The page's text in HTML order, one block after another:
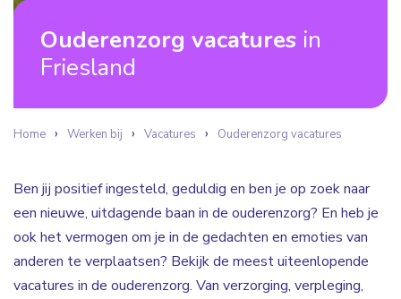
Ouderenzorg vacatures in
Friesland
Home Werken bij Vacatures Ouderenzorg vacatures
Ben jij positief ingesteld, geduldig en ben je op zoek naar
een nieuwe, uitdagende baan in de ouderenzorg? En heb je
ook het vermogen om je in de gedachten en emoties van
anderen te verplaatsen? Bekijk de meest uiteenlopende
vacatures in de ouderenzorg. Van verzorging, verpleging,